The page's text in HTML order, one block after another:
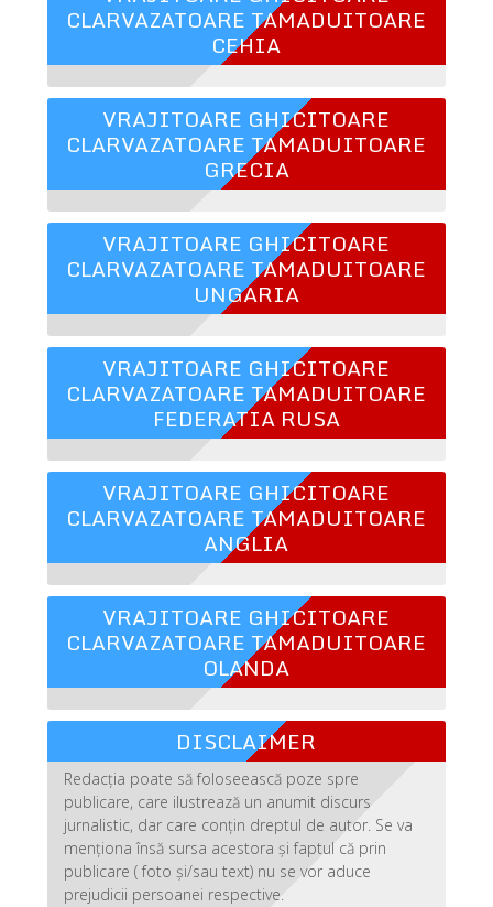
CLARVAZATOARE TAMADUITOARE
CEHIA
VRAJITOARE GHICITOARE
CLARVAZATOARE TAMADUITOARE
GRECIA
VRAJITOARE GHICITOARE
CLARVAZATOARE TAMADUITOARE
UNGARIA
VRAJITOARE GHICITOARE
CLARVAZATOARE TAMADUITOARE
FEDERATIA RUSA
VRAJITOARE GHICITOARE
CLARVAZATOARE TAMADUITOARE
ANGLIA
VRAJITOARE GHICITOARE
CLARVAZATOARE TAMADUITOARE
OLANDA
DISCLAIMER
Redacția poate să foloseească poze spre
publicare, care ilustrează un anumit discurs
jurnalistic, dar care conțin dreptul de autor. Se va
menționa însă sursa acestora și faptul că prin
publicare ( foto și/sau text) nu se vor aduce
prejudicii persoanei respective.